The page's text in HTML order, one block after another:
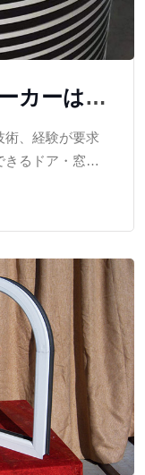
カーはど
？専門加
のコツ
術、経験が要求
きるドア・窓引
す。